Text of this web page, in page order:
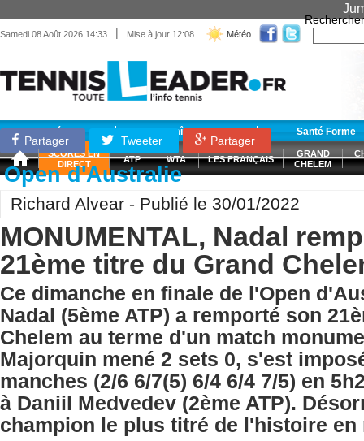
Samedi 08 Août 2026 14:33 | Mise à jour 12:08 Météo
Rechercher
Matériel Entraînement Santé Forme
SCORES EN
DIRECT
ATP WTA LES FRANÇAIS
GRAND
CHELEM
Partager Tweeter Partager
Open d'Australie
Richard Alvear - Publié le 30/01/2022
MONUMENTAL, Nadal
21ème titre du Grand
Ce dimanche en finale de l'Open
Nadal (5ème ATP) a remporté son
Chelem au terme d'un match
Majorquin mené 2 sets 0, s'est
manches (2/6 6/7(5) 6/4 6/4 7/5) en
à Daniil Medvedev (2ème ATP).
champion le plus titré de l'histoire en